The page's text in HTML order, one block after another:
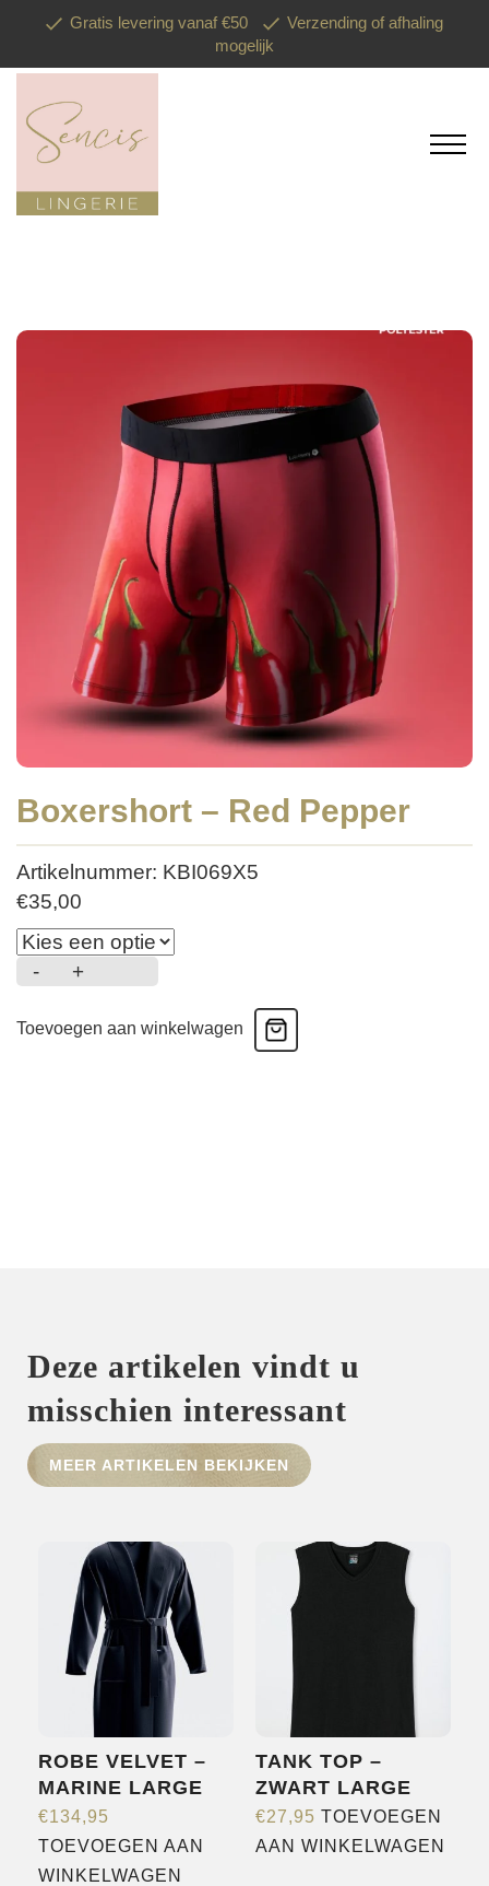
Gratis levering vanaf €50
Verzending of afhaling
mogelijk
HOME
CONTACT
Boxershort – Red Pepper
Artikelnummer: KBI069X5
€35,00
-
Boxershort
Red
+
Toevoegen aan winkelwagen
Deze artikelen vindt u
misschien interessant
MEER ARTIKELEN BEKIJKEN
ROBE VELVET –
MARINE LARGE
€134,95
TOEVOEGEN AAN
WINKELWAGEN
TANK TOP –
ZWART LARGE
€27,95 TOEVOEGEN
AAN WINKELWAGEN